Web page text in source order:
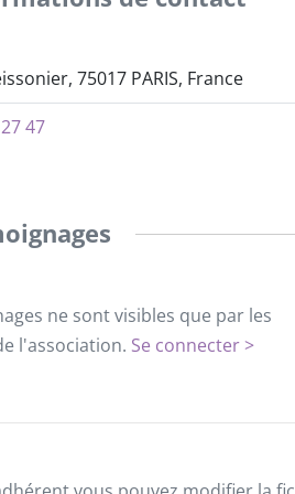
75017 PARIS, France
47
ne sont visibles que par les
l'association. Se connecter >